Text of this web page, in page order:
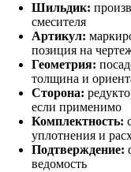
Шильдик:
смесителя
Артикул:
позиция на
Геометрия:
толщина и
Сторона:
если применимо
Комплектность:
уплотнения и
Подтверждение:
ведомость